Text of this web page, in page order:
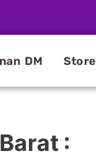
DM Store
: